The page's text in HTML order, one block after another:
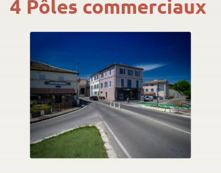
4 Pôles commerciaux